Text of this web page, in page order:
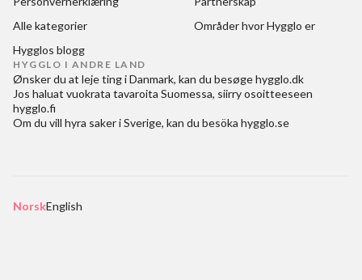
Alle kategorier
Områder hvor Hygglo er
Hygglos blogg
HYGGLO I ANDRE LAND
Ønsker du at leje ting i Danmark, kan du besøgehygglo.dk
Jos haluat vuokrata tavaroita Suomessa, siirry osoitteeseen
hygglo.fi
Om du vill hyra saker i Sverige, kan du besöka hygglo.se
NorskEnglish